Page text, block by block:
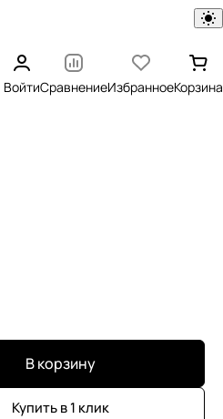
ВойтиСравнениеИзбранноеКорзина
В корзину
Купить в 1 клик